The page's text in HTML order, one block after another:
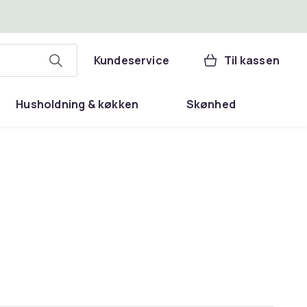
Kundeservice Til kassen
Husholdning & køkken Skønhed